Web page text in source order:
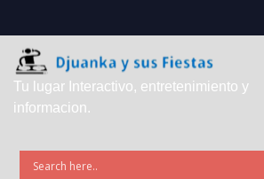
Tu lugar Interactivo, entretenimiento y
informacion.